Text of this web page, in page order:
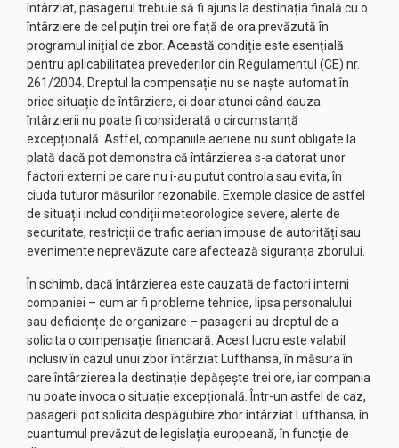
întârziat, pasagerul trebuie să fi ajuns la destinația finală cu o
întârziere de cel puțin trei ore față de ora prevăzută în
programul inițial de zbor. Această condiție este esențială
pentru aplicabilitatea prevederilor din Regulamentul (CE) nr.
261/2004. Dreptul la compensație nu se naște automat în
orice situație de întârziere, ci doar atunci când cauza
întârzierii nu poate fi considerată o circumstanță
excepțională. Astfel, companiile aeriene nu sunt obligate la
plată dacă pot demonstra că întârzierea s-a datorat unor
factori externi pe care nu i-au putut controla sau evita, în
ciuda tuturor măsurilor rezonabile. Exemple clasice de astfel
de situații includ condiții meteorologice severe, alerte de
securitate, restricții de trafic aerian impuse de autorități sau
evenimente neprevăzute care afectează siguranța zborului.
În schimb, dacă întârzierea este cauzată de factori interni
companiei – cum ar fi probleme tehnice, lipsa personalului
sau deficiențe de organizare – pasagerii au dreptul de a
solicita o compensație financiară. Acest lucru este valabil
inclusiv în cazul unui zbor întârziat Lufthansa, în măsura în
care întârzierea la destinație depășește trei ore, iar compania
nu poate invoca o situație excepțională. Într-un astfel de caz,
pasagerii pot solicita despăgubire zbor întârziat Lufthansa, în
cuantumul prevăzut de legislația europeană, în funcție de